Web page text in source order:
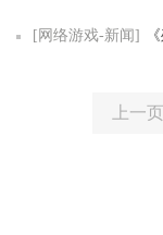
[网络游戏-新闻]
上一页